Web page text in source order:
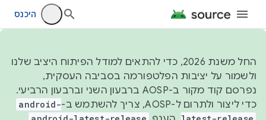
היכנס
החל משנת 2026, כדי להתאים למודל הפיתוח היציב שלנו
ולשמור על יציבות הפלטפורמה בסביבה העסקית,
נפרסם קוד מקור ב-AOSP ברבעון השני וברבעון הרביעי.
כדי ליצור ולתרום ל-AOSP, צריך להשתמש ב-
android-